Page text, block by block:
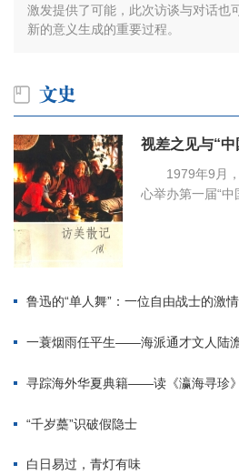
激发提供了可能，此次访谈与对话也
新的意义生成的重要过程。
视差之见与“中
1979年9月
心举办第一届“
鲁迅的“单人舞”：一位自由战士的激
一蓑烟雨任平生——海派通才文人陆
寻踪海外华夏典籍——读《瀛海寻珍》
“千岁蘽”识破假隐士
白日易过，青灯有味